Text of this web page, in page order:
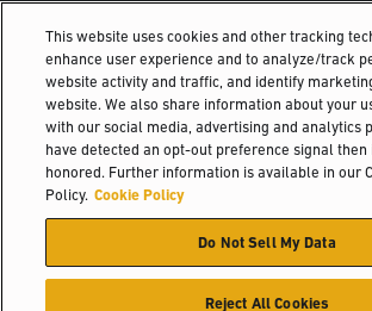
Indústrias Alimentícias
A INTERNET DAS COISAS NA INDÚSTRIA...
Estudos de caso & TESTEMUNHOS
© 2026 Hyster-Yale Materials Handling, Inc., all
Política de privacidade Termos de utilização
This website uses cookies and other tracking
enhance user experience and to analyze/track
website activity and traffic, and identify
website. We also share information about your
with our social media, advertising and analytics
have detected an opt-out preference signal
honored. Further information is available in our
Policy. Cookie Policy
Do Not Sell My Data
Reject All Cookies